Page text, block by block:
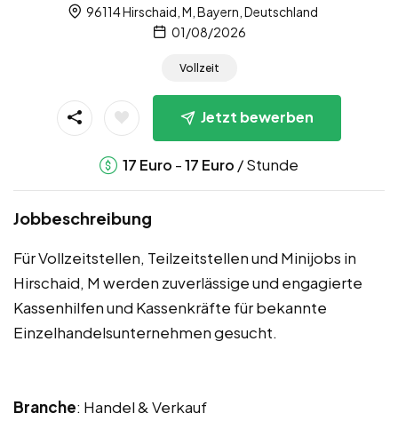
96114 Hirschaid, M, Bayern, Deutschland
01/08/2026
Vollzeit
Jetzt bewerben
17 Euro -17 Euro / Stunde
Jobbeschreibung
Für Vollzeitstellen, Teilzeitstellen und Minijobs in
Hirschaid, M werden zuverlässige und engagierte
Kassenhilfen und Kassenkräfte für bekannte
Einzelhandelsunternehmen gesucht.
Branche: Handel & Verkauf